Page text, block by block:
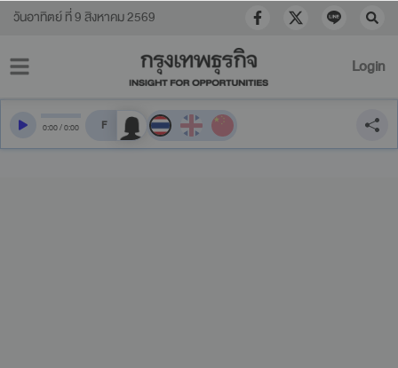
วันอาทิตย์ ที่ 9 สิงหาคม 2569
Login
0:00/0:00 สลับเสียงอ่าน